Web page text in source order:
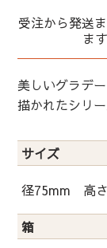
受注から発送
ま
美しいグラデ
描かれたシリー
サイズ
径75mm 高
箱